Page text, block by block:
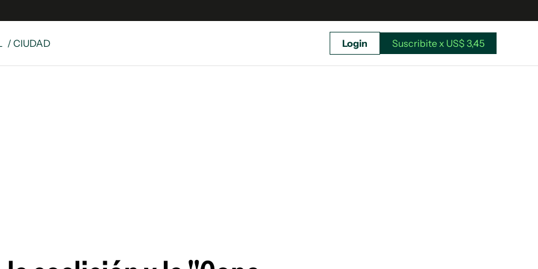
/ CIUDAD Login Suscribite x US$ 3,45